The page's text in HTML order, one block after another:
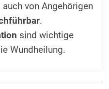
von Angehörigen
.
sind wichtige
Wundheilung.